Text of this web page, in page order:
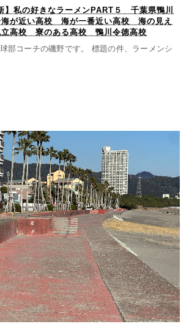
】私の好きなラーメンPART５ 千葉県鴨川
が近い高校 海が一番近い高校 海の見え
高校 寮のある高校 鴨川令徳高校
部コーチの磯野です。 標題の件、ラーメンシ